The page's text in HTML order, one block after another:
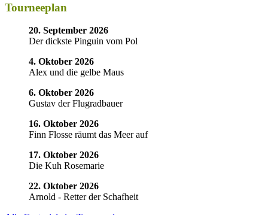
Tourneeplan
20. September 2026
Der dickste Pinguin vom Pol
4. Oktober 2026
Alex und die gelbe Maus
6. Oktober 2026
Gustav der Flugradbauer
16. Oktober 2026
Finn Flosse räumt das Meer auf
17. Oktober 2026
Die Kuh Rosemarie
22. Oktober 2026
Arnold - Retter der Schafheit